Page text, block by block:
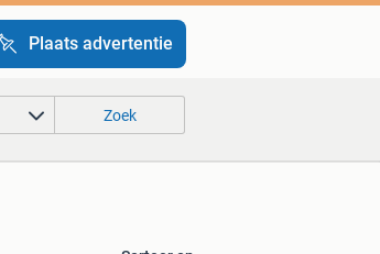
Plaats advertentie
Zoek